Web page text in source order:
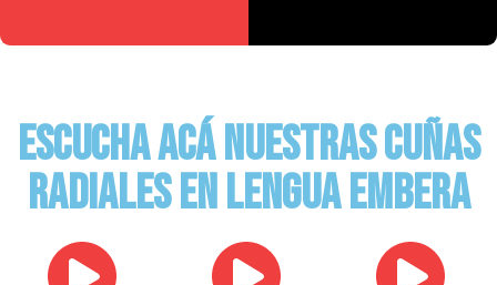
Escucha acá nuestras cuñas
radiales en lengua Embera